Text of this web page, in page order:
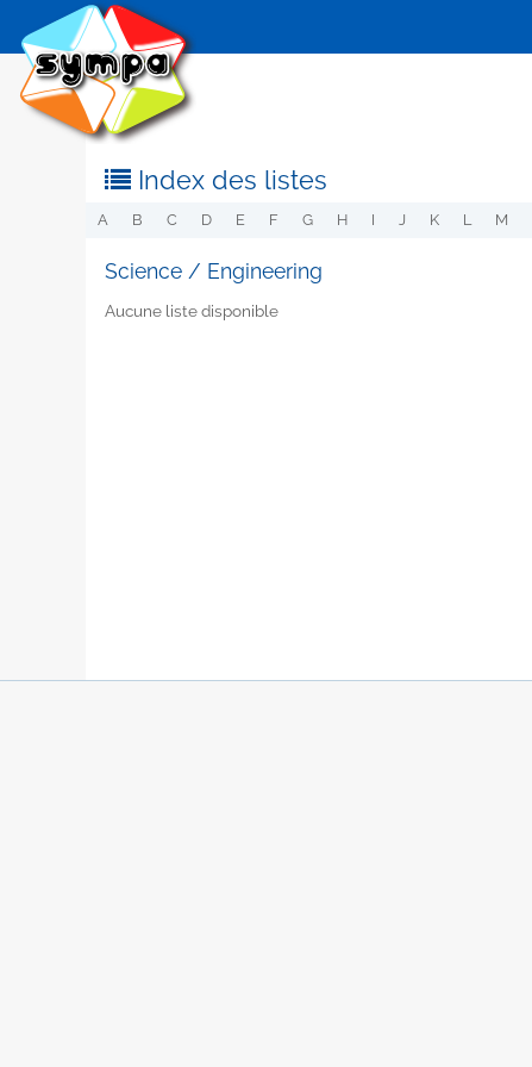
Index des listes
A B C D E F G H I J K L M
Science / Engineering
Aucune liste disponible